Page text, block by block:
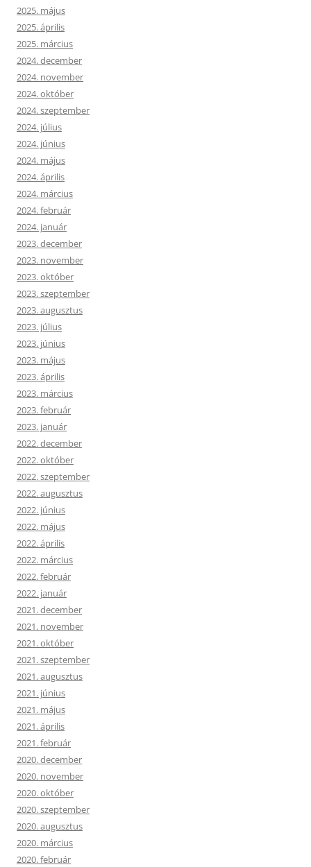
2025. május
2025. április
2025. március
2024. december
2024. november
2024. október
2024. szeptember
2024. július
2024. június
2024. május
2024. április
2024. március
2024. február
2024. január
2023. december
2023. november
2023. október
2023. szeptember
2023. augusztus
2023. július
2023. június
2023. május
2023. április
2023. március
2023. február
2023. január
2022. december
2022. október
2022. szeptember
2022. augusztus
2022. június
2022. május
2022. április
2022. március
2022. február
2022. január
2021. december
2021. november
2021. október
2021. szeptember
2021. augusztus
2021. június
2021. május
2021. április
2021. február
2020. december
2020. november
2020. október
2020. szeptember
2020. augusztus
2020. március
2020. február